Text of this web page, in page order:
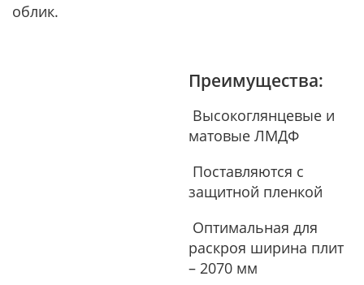
облик.
Преимущества:
Высокоглянцевые и
матовые ЛМДФ
Поставляются с
защитной пленкой
Оптимальная для
раскроя ширина плит
– 2070 мм